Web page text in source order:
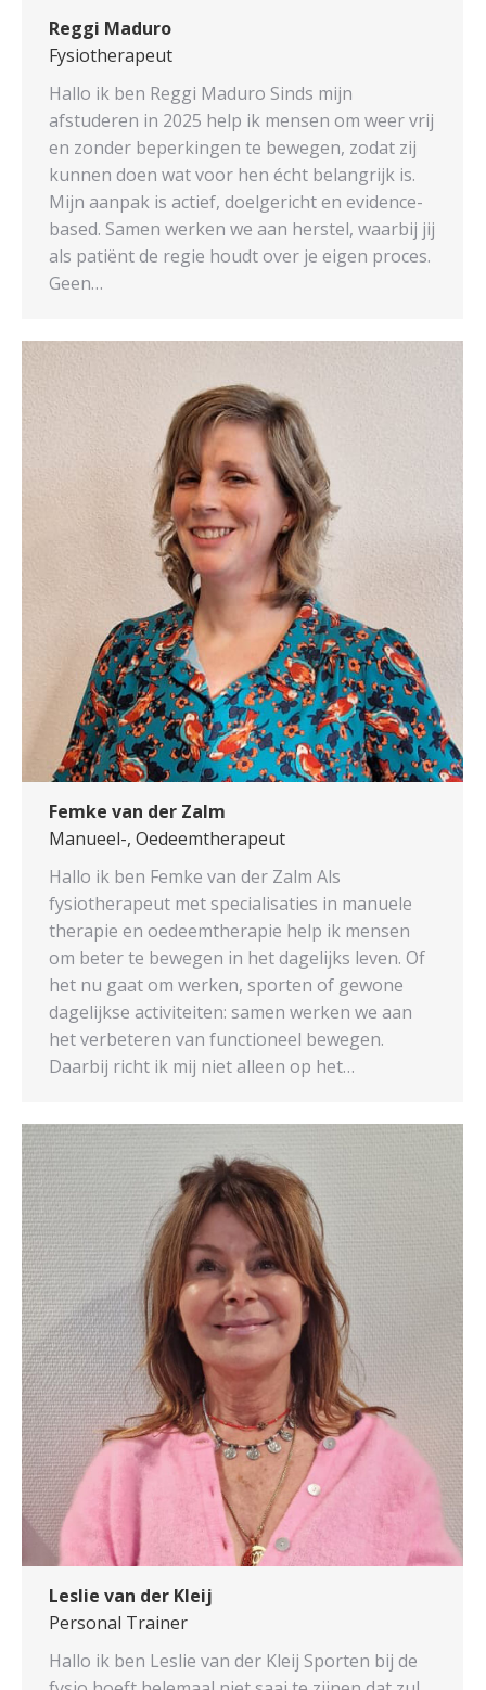
Reggi Maduro
Fysiotherapeut
Hallo ik ben Reggi Maduro Sinds mijn
afstuderen in 2025 help ik mensen om weer vrij
en zonder beperkingen te bewegen, zodat zij
kunnen doen wat voor hen écht belangrijk is.
Mijn aanpak is actief, doelgericht en evidence-
based. Samen werken we aan herstel, waarbij jij
als patiënt de regie houdt over je eigen proces.
Geen…
Femke van der Zalm
Manueel-, Oedeemtherapeut
Hallo ik ben Femke van der Zalm Als
fysiotherapeut met specialisaties in manuele
therapie en oedeemtherapie help ik mensen
om beter te bewegen in het dagelijks leven. Of
het nu gaat om werken, sporten of gewone
dagelijkse activiteiten: samen werken we aan
het verbeteren van functioneel bewegen.
Daarbij richt ik mij niet alleen op het…
Leslie van der Kleij
Personal Trainer
Hallo ik ben Leslie van der Kleij Sporten bij de